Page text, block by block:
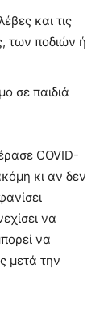
και τις
των ποδιών ή
σε παιδιά
COVID-
κι αν δεν
να
να
μετά την